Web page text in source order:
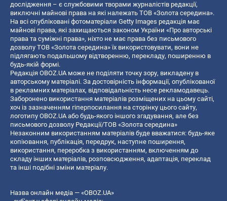
дослідження – є службовими творами журналістів редакції,
виключні майнові права на які належать ТОВ «Золота середина».
На всі опубліковані фотоматеріали Getty Images редакція має
майнові права, які захищаються законом України «Про авторські
права та суміжні права», ніхто не має права без письмового
дозволу ТОВ «Золота середина» їх використовувати, вони не
підлягають подальшому відтворенню, перекладу, поширенню в
будь-якій формі.
Редакція OBOZ.UA може не поділяти точку зору, викладену в
авторському матеріалі. За достовірність інформації, опублікованої
в рекламних матеріалах, відповідальність несе рекламодавець.
Заборонено використання матеріалів розміщених на цьому сайті,
хоч із зазначенням гіперпосилання на сторінку цього сайту,
логотипу OBOZ.UA або будь-якого іншого згадування, але без
письмового дозволу Редакції/ТОВ «Золота середина»
Незаконним використанням матеріалів буде вважатися: будь-яке
копiювання, публiкацiя, передрук, наступне поширення,
використання, переробка з використанням, включенням до
складу інших матеріалів, розповсюдження, адаптація, переклад
та інші подібні зміни матеріалу.
Назва онлайн медіа — «OBOZ.UA»